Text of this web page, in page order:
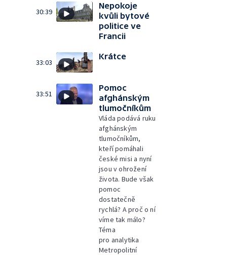
30:39
Nepokoje
kvůli bytové
politice ve
Francii
33:03
Krátce
33:51
Pomoc
afghánským
tlumočníkům
Vláda podává ruku
afghánským
tlumočníkům,
kteří pomáhali
české misi a nyní
jsou v ohrožení
života. Bude však
pomoc
dostatečně
rychlá? A proč o ní
víme tak málo?
Téma
pro analytika
Metropolitní